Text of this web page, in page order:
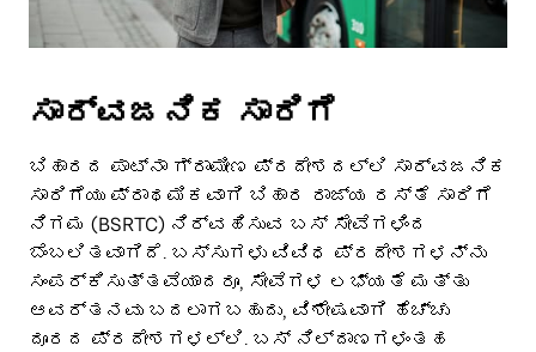
ಸಾರ್ವಜನಿಕ ಸಾರಿಗೆ
ಬಿಹಾರದ ಪಾಟ್ನಾ ಗ್ರಾಮೀಣ ಪ್ರದೇಶದಲ್ಲಿ ಸಾರ್ವಜನಿಕ
ಸಾರಿಗೆಯು ಪ್ರಾಥಮಿಕವಾಗಿ ಬಿಹಾರ ರಾಜ್ಯ ರಸ್ತೆ ಸಾರಿಗೆ
ನಿಗಮ (BSRTC) ನಿರ್ವಹಿಸುವ ಬಸ್ ಸೇವೆಗಳಿಂದ
ಬೆಂಬಲಿತವಾಗಿದೆ. ಬಸ್ಸುಗಳು ವಿವಿಧ ಪ್ರದೇಶಗಳನ್ನು
ಸಂಪರ್ಕಿಸುತ್ತವೆಯಾದರೂ, ಸೇವೆಗಳ ಲಭ್ಯತೆ ಮತ್ತು
ಆವರ್ತನವು ಬದಲಾಗಬಹುದು, ವಿಶೇಷವಾಗಿ ಹೆಚ್ಚು
ದೂರದ ಪ್ರದೇಶಗಳಲ್ಲಿ. ಬಸ್ ನಿಲ್ದಾಣಗಳಂತಹ